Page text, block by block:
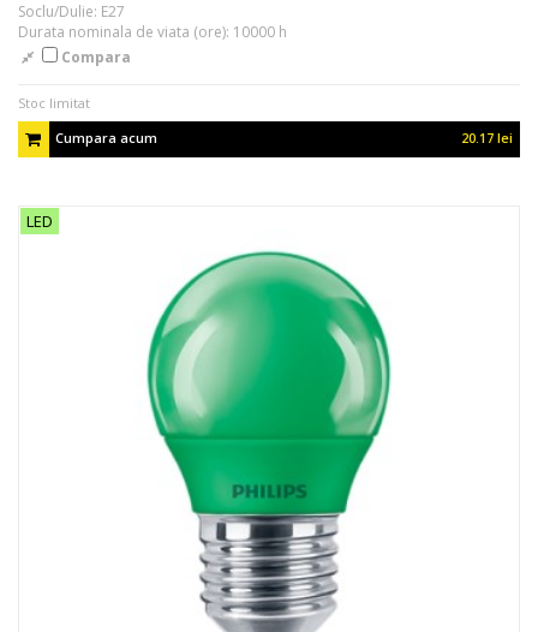
Soclu/Dulie: E27
Durata nominala de viata (ore): 10000 h
Compara
Stoc limitat
Cumpara acum
20.17 lei
LED